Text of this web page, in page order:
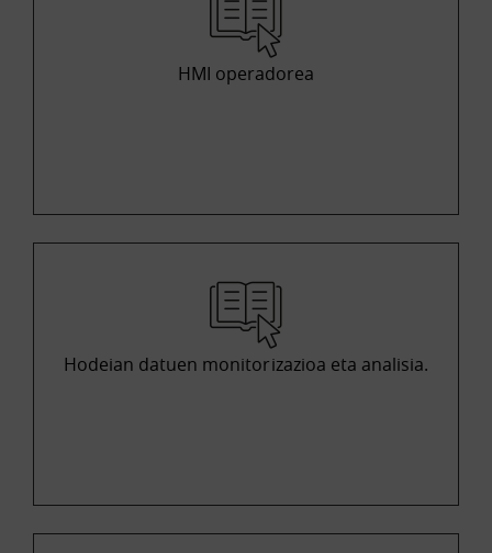
HMI operadorea
Hodeian datuen monitorizazioa eta analisia.